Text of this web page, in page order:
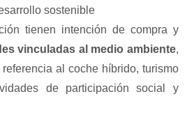
sostenible
tienen intención de compra y
vinculadas al medio ambiente,
al coche híbrido, turismo
de participación social y